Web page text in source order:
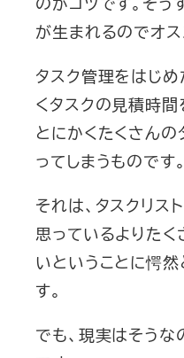
が生まれるのでオス
タスク管理をはじ
くタスクの見積時間
とにかくたくさん
ってしまうものです。
それは、タスクリス
思っているよりた
いということに愕
す。
でも、現実はそう